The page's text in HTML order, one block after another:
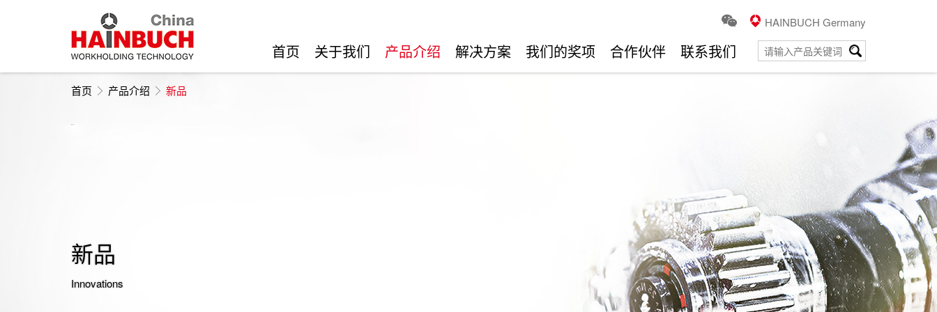
HAINBUCH Germany
首页 关于我们 产品介绍 解决方案 我们的奖项 合作伙伴 联系我们
首页 产品介绍 新品
新品
Innovations